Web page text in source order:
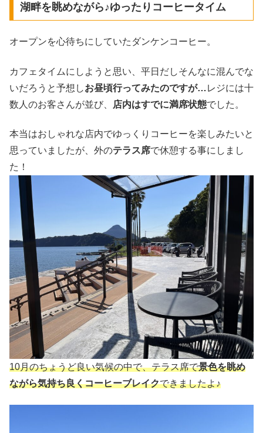
湖畔を眺めながら♪ゆったりコーヒータイム
オープンを心待ちにしていたダンケンコーヒー。
カフェタイムにしようと思い、平日だしそんなに混んでな
いだろうと予想しお昼頃行ってみたのですが…レジには十
数人のお客さんが並び、
店内はすでに満席状態でした。
本当はおしゃれな店内でゆっくりコーヒーを楽しみたいと
思っていましたが、外のテラス席で休憩する事にしまし
た！
10月のちょうど良い気候の中で、テラス席で景色を眺め
ながら気持ち良くコーヒーブレイクできましたよ♪